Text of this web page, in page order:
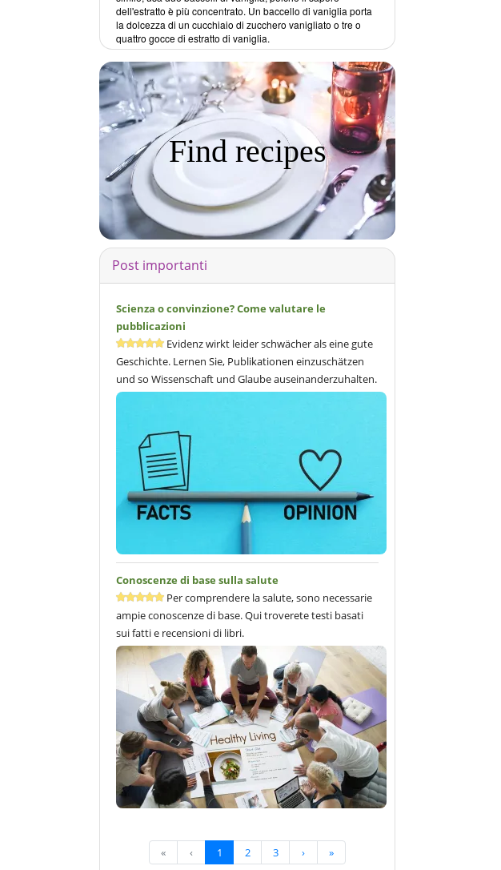
dell'estratto è più concentrato. Un baccello di vaniglia porta
la dolcezza di un cucchiaio di zucchero vanigliato o tre o
quattro gocce di estratto di vaniglia.
Find recipes
Post importanti
Scienza o convinzione? Come valutare le
pubblicazioni
Evidenz wirkt leider schwächer als eine gute
Geschichte. Lernen Sie, Publikationen einzuschätzen
und so Wissenschaft und Glaube auseinanderzuhalten.
Conoscenze di base sulla salute
Per comprendere la salute, sono necessarie
ampie conoscenze di base. Qui troverete testi basati
sui fatti e recensioni di libri.
« ‹ 1 2 3 › »